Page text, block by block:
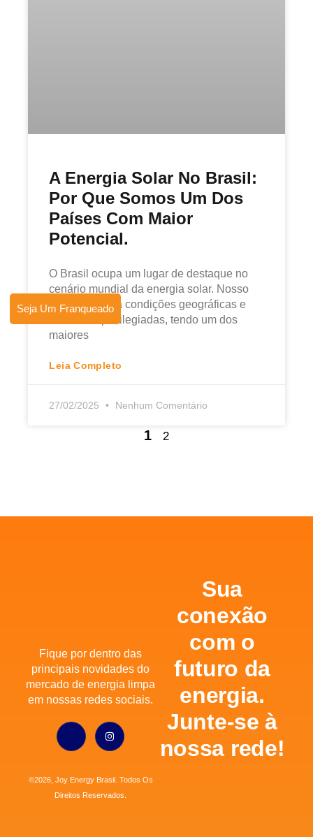
Seja Um Franqueado
A Energia Solar No Brasil:
Por Que Somos Um Dos
Países Com Maior
Potencial.
O Brasil ocupa um lugar de destaque no
cenário mundial da energia solar. Nosso
país apresenta condições geográficas e
climáticas privilegiadas, tendo um dos
maiores
Leia Completo
27/02/2025 Nenhum Comentário
1 2
Fique por dentro das
principais novidades do
mercado de energia limpa
em nossas redes sociais.
©2026, Joy Energy Brasil. Todos Os
Direitos Reservados.
Sua
conexão
com o
futuro da
energia.
Junte-se à
nossa rede!